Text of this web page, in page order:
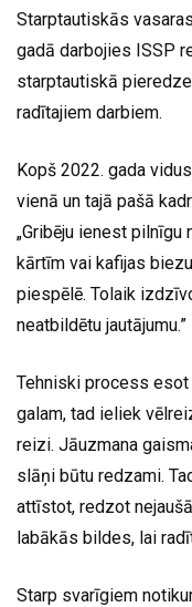
Starptautiskās
gadā darbojies ISSP
starptautiskā
radītajiem darbiem.
Kopš 2022. gada
vienā un tajā pašā
„Gribēju ienest pilnīgu
kārtīm vai kafijas
piespēlē. Tolaik
neatbildētu jautājumu.”
Tehniski process
galam, tad ieliek
reizi. Jāuzmana
slāņi būtu redzami.
attīstot, redzot
labākās bildes, lai
Starp svarīgiem